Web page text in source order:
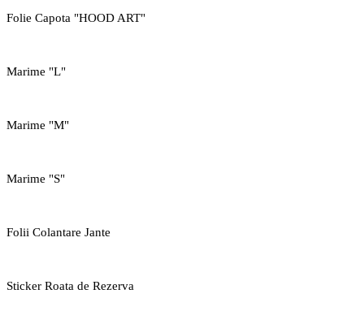
Folie Capota "HOOD ART"
Marime "L"
Marime "M"
Marime "S"
Folii Colantare Jante
Sticker Roata de Rezerva